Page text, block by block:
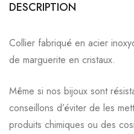
DESCRIPTION
Collier fabriqué en acier
de marguerite en cristaux.
Même si nos bijoux sont
conseillons d’éviter de les
produits chimiques ou des